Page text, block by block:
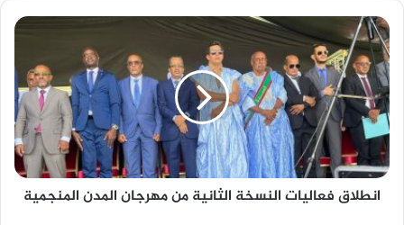
انطلاق فعاليات النسخة الثانية من مهرجان المدن المنجمية